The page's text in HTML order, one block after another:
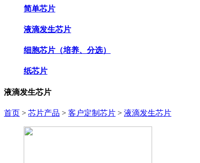
简单芯片
液滴发生芯片
细胞芯片（培养、分选）
纸芯片
液滴发生芯片
首页 > 芯片产品 > 客户定制芯片 > 液滴发生芯片